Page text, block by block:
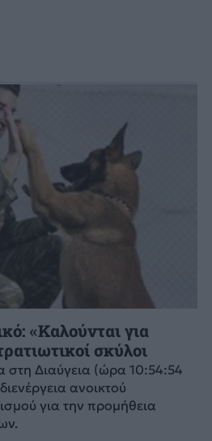
«Καλούνται για
σκύλοι
στη Διαύγεια (ώρα 10:54:54
ανοικτού
για την προμήθεια